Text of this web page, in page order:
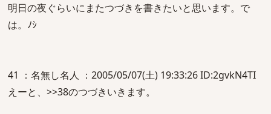
明日の夜ぐらいにまたつづきを書きたいと思います。で
は。ﾉｼ
41 ：名無し名人 ：2005/05/07(土) 19:33:26 ID:2gvkN4TI
えーと、>>38のつづきいきます。